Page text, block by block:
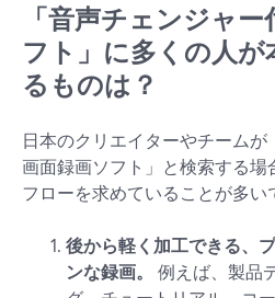
「音声チェンジャ
フト」に多くの人
るものは？
日本のクリエイターやチームが
画面録画ソフト」と検索する場
フローを求めていることが多い
後から軽く加工できる、
ンな録画。
例えば、製品